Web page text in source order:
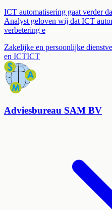
ICT automatisering gaat verder
Analyst geloven wij dat ICT
verbetering e
Zakelijke en persoonlijke
en ICTICT
Adviesbureau SAM BV